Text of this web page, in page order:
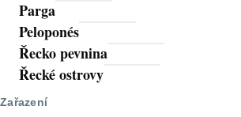
Parga
Peloponés
Řecko pevnina
Řecké ostrovy
Zařazení